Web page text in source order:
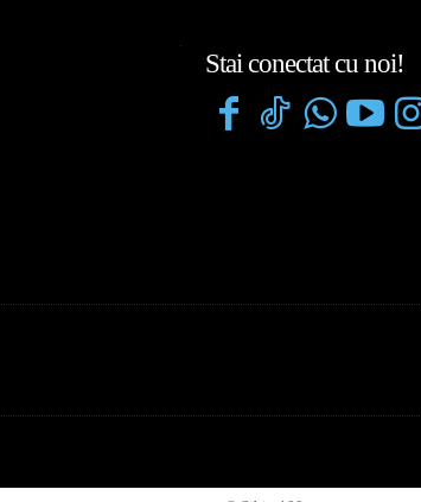
Stai conectat cu noi!